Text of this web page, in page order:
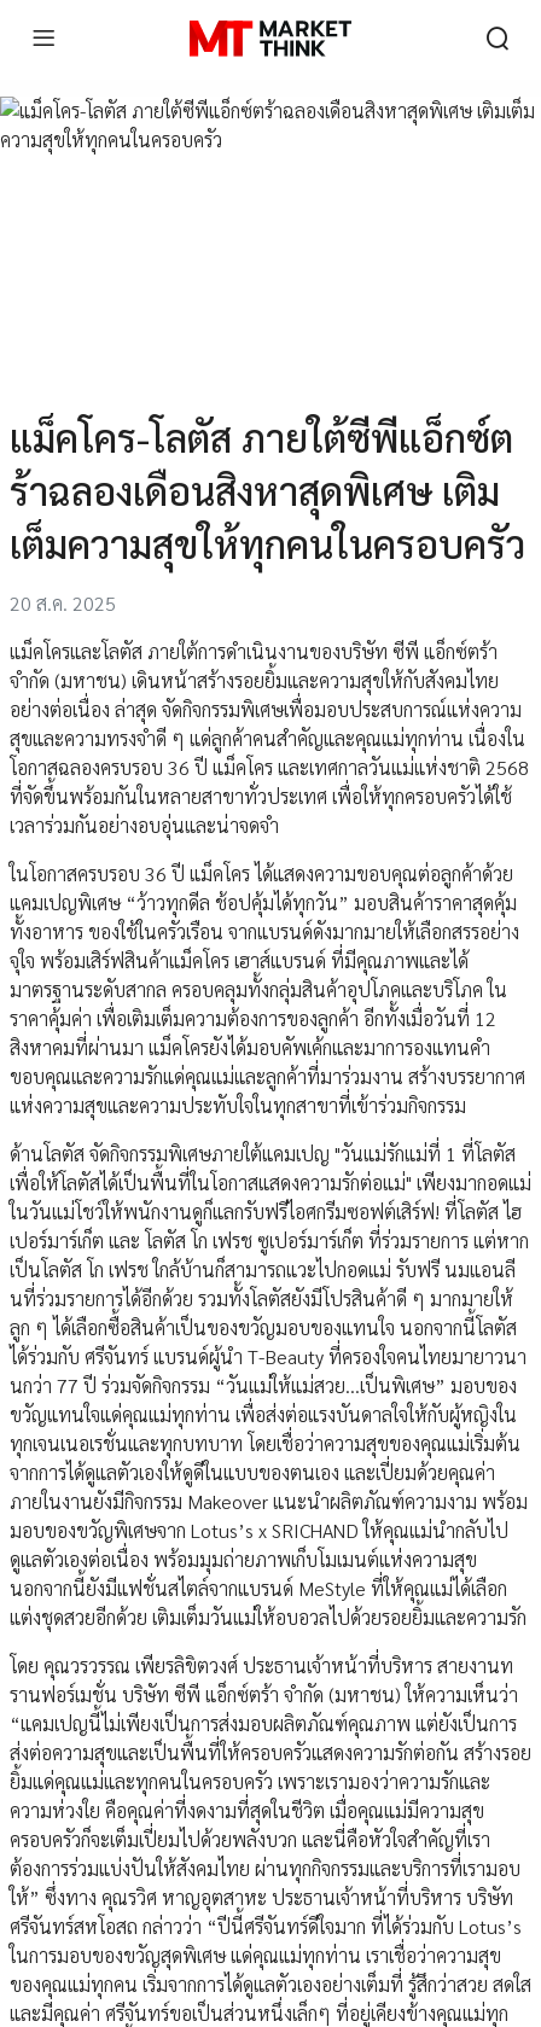
แม็คโคร-โลตัส ภายใต้ซีพีแอ็กซ์ต
ร้าฉลองเดือนสิงหาสุดพิเศษ เติม
เต็มความสุขให้ทุกคนในครอบครัว
20 ส.ค. 2025
แม็คโครและโลตัส ภายใต้การดำเนินงานของบริษัท ซีพี แอ็กซ์ตร้า
จำกัด (มหาชน) เดินหน้าสร้างรอยยิ้มและความสุขให้กับสังคมไทย
อย่างต่อเนื่อง ล่าสุด จัดกิจกรรมพิเศษเพื่อมอบประสบการณ์แห่งความ
สุขและความทรงจำดี ๆ แด่ลูกค้าคนสำคัญและคุณแม่ทุกท่าน เนื่องใน
โอกาสฉลองครบรอบ 36 ปี แม็คโคร และเทศกาลวันแม่แห่งชาติ 2568
ที่จัดขึ้นพร้อมกันในหลายสาขาทั่วประเทศ เพื่อให้ทุกครอบครัวได้ใช้
เวลาร่วมกันอย่างอบอุ่นและน่าจดจำ
ในโอกาสครบรอบ 36 ปี แม็คโคร ได้แสดงความขอบคุณต่อลูกค้าด้วย
แคมเปญพิเศษ “ว้าวทุกดีล ช้อปคุ้มได้ทุกวัน” มอบสินค้าราคาสุดคุ้ม
ทั้งอาหาร ของใช้ในครัวเรือน จากแบรนด์ดังมากมายให้เลือกสรรอย่าง
จุใจ พร้อมเสิร์ฟสินค้าแม็คโคร เฮาส์แบรนด์ ที่มีคุณภาพและได้
มาตรฐานระดับสากล ครอบคลุมทั้งกลุ่มสินค้าอุปโภคและบริโภค ใน
ราคาคุ้มค่า เพื่อเติมเต็มความต้องการของลูกค้า อีกทั้งเมื่อวันที่ 12
สิงหาคมที่ผ่านมา แม็คโครยังได้มอบคัพเค้กและมาการองแทนคำ
ขอบคุณและความรักแด่คุณแม่และลูกค้าที่มาร่วมงาน สร้างบรรยากาศ
แห่งความสุขและความประทับใจในทุกสาขาที่เข้าร่วมกิจกรรม
ด้านโลตัส จัดกิจกรรมพิเศษภายใต้แคมเปญ "วันแม่รักแม่ที่ 1 ที่โลตัส
เพื่อให้โลตัสได้เป็นพื้นที่ในโอกาสแสดงความรักต่อแม่" เพียงมากอดแม่
ในวันแม่โชว์ให้พนักงานดูก็แลกรับฟรีไอศกรีมซอฟต์เสิร์ฟ! ที่โลตัส ไฮ
เปอร์มาร์เก็ต และ โลตัส โก เฟรช ซูเปอร์มาร์เก็ต ที่ร่วมรายการ แต่หาก
เป็นโลตัส โก เฟรช ใกล้บ้านก็สามารถแวะไปกอดแม่ รับฟรี นมแอนลี
นที่ร่วมรายการได้อีกด้วย รวมทั้งโลตัสยังมีโปรสินค้าดี ๆ มากมายให้
ลูก ๆ ได้เลือกซื้อสินค้าเป็นของขวัญมอบของแทนใจ นอกจากนี้โลตัส
ได้ร่วมกับ ศรีจันทร์ แบรนด์ผู้นำ T-Beauty ที่ครองใจคนไทยมายาวนา
นกว่า 77 ปี ร่วมจัดกิจกรรม “วันแม่ให้แม่สวย…เป็นพิเศษ” มอบของ
ขวัญแทนใจแด่คุณแม่ทุกท่าน เพื่อส่งต่อแรงบันดาลใจให้กับผู้หญิงใน
ทุกเจนเนอเรชั่นและทุกบทบาท โดยเชื่อว่าความสุขของคุณแม่เริ่มต้น
จากการได้ดูแลตัวเองให้ดูดีในแบบของตนเอง และเปี่ยมด้วยคุณค่า
ภายในงานยังมีกิจกรรม Makeover แนะนำผลิตภัณฑ์ความงาม พร้อม
มอบของขวัญพิเศษจาก Lotus’s x SRICHAND ให้คุณแม่นำกลับไป
ดูแลตัวเองต่อเนื่อง พร้อมมุมถ่ายภาพเก็บโมเมนต์แห่งความสุข
นอกจากนี้ยังมีแฟชั่นสไตล์จากแบรนด์ MeStyle ที่ให้คุณแม่ได้เลือก
แต่งชุดสวยอีกด้วย เติมเต็มวันแม่ให้อบอวลไปด้วยรอยยิ้มและความรัก
โดย คุณวรวรรณ เพียรลิขิตวงศ์ ประธานเจ้าหน้าที่บริหาร สายงานท
รานฟอร์เมชั่น บริษัท ซีพี แอ็กซ์ตร้า จำกัด (มหาชน) ให้ความเห็นว่า
“แคมเปญนี้ไม่เพียงเป็นการส่งมอบผลิตภัณฑ์คุณภาพ แต่ยังเป็นการ
ส่งต่อความสุขและเป็นพื้นที่ให้ครอบครัวแสดงความรักต่อกัน สร้างรอย
ยิ้มแด่คุณแม่และทุกคนในครอบครัว เพราะเรามองว่าความรักและ
ความห่วงใย คือคุณค่าที่งดงามที่สุดในชีวิต เมื่อคุณแม่มีความสุข
ครอบครัวก็จะเต็มเปี่ยมไปด้วยพลังบวก และนี่คือหัวใจสำคัญที่เรา
ต้องการร่วมแบ่งปันให้สังคมไทย ผ่านทุกกิจกรรมและบริการที่เรามอบ
ให้” ซึ่งทาง คุณรวิศ หาญอุตสาหะ ประธานเจ้าหน้าที่บริหาร บริษัท
ศรีจันทร์สหโอสถ กล่าวว่า “ปีนี้ศรีจันทร์ดีใจมาก ที่ได้ร่วมกับ Lotus’s
ในการมอบของขวัญสุดพิเศษ แด่คุณแม่ทุกท่าน เราเชื่อว่าความสุข
ของคุณแม่ทุกคน เริ่มจากการได้ดูแลตัวเองอย่างเต็มที่ รู้สึกว่าสวย สดใส
และมีคุณค่า ศรีจันทร์ขอเป็นส่วนหนึ่งเล็กๆ ที่อยู่เคียงข้างคุณแม่ทุก